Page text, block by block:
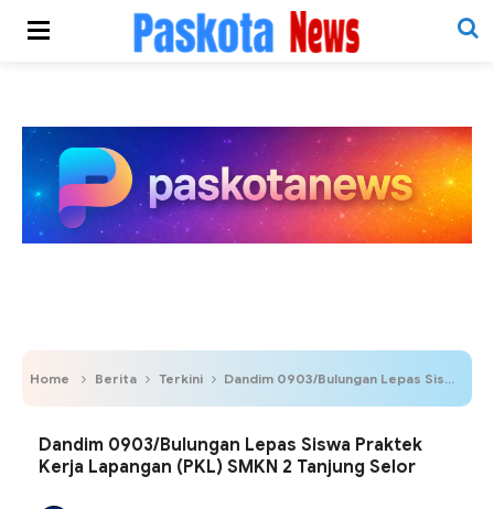
Home Berita Terkini Dandim 0903/Bulungan Lepas Siswa Praktek Kerja Lapangan (PKL) SMKN 2 Tanjung Selor
Dandim 0903/Bulungan Lepas Siswa Praktek
Kerja Lapangan (PKL) SMKN 2 Tanjung Selor